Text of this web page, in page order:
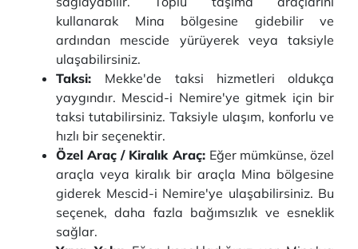
kullanarak Mina bölgesine gidebilir ve
ardından mescide yürüyerek veya taksiyle
ulaşabilirsiniz.
Taksi: Mekke'de taksi hizmetleri oldukça
yaygındır. Mescid-i Nemire'ye gitmek için bir
taksi tutabilirsiniz. Taksiyle ulaşım, konforlu ve
hızlı bir seçenektir.
Özel Araç / Kiralık Araç: Eğer mümkünse, özel
araçla veya kiralık bir araçla Mina bölgesine
giderek Mescid-i Nemire'ye ulaşabilirsiniz. Bu
seçenek, daha fazla bağımsızlık ve esneklik
sağlar.